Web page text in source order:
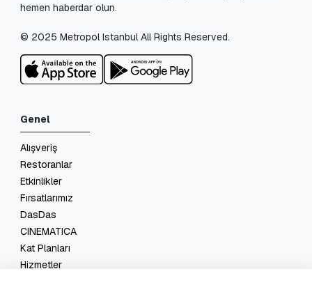
hemen haberdar olun.
© 2025 Metropol Istanbul All Rights Reserved.
Genel
Alışveriş
Restoranlar
Etkinlikler
Fırsatlarımız
DasDas
CINEMATICA
Kat Planları
Hizmetler